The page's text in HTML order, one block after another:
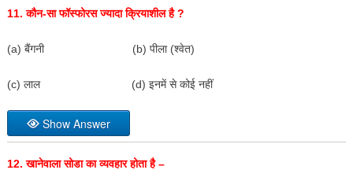
11.कौन-सा फॉस्फोरस ज्यादा क्रियाशील है?
(a) बैंगनी (b) पीला (श्वेत)
(c) लाल (d) इनमें से कोई नहीं
Show Answer
12.खानेवाला सोडा का व्यवहार होता है –